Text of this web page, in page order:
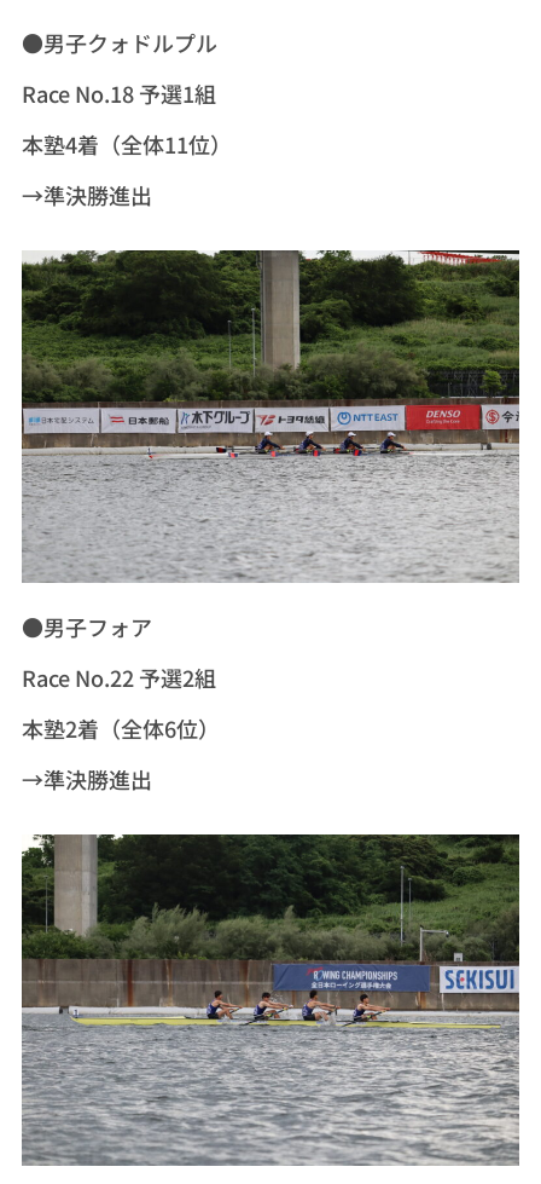
●男子クォドルプル
Race No.18 予選1組
本塾4着（全体11位）
→準決勝進出
●男子フォア
Race No.22 予選2組
本塾2着（全体6位）
→準決勝進出